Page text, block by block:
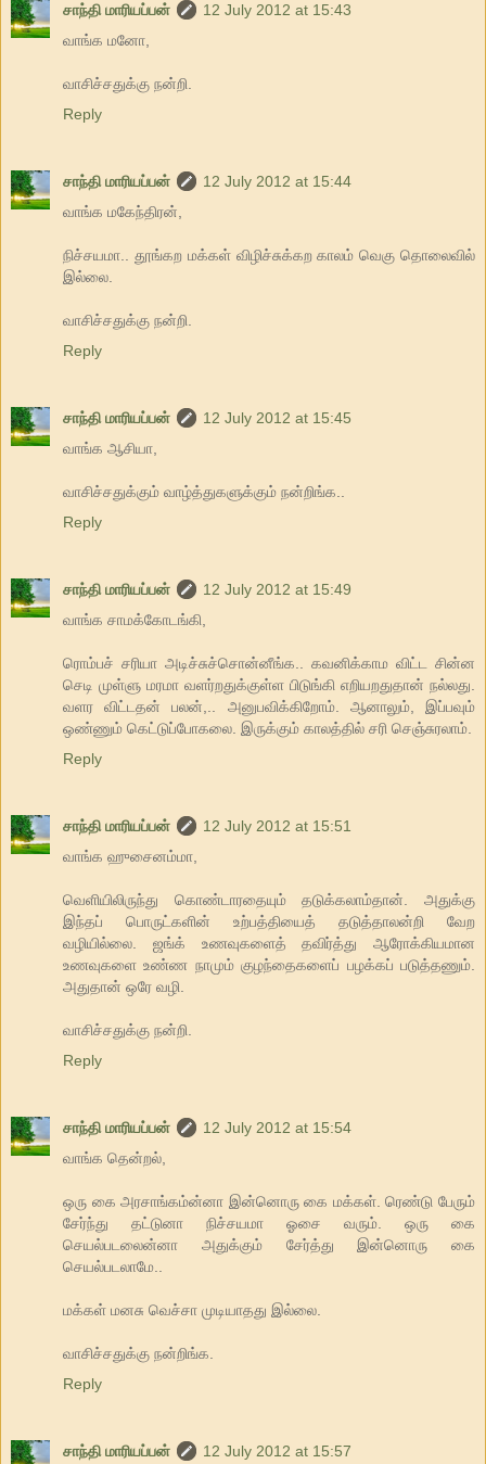
சாந்தி மாரியப்பன்
12 July 2012 at 15:43
வாங்க மனோ,
வாசிச்சதுக்கு நன்றி.
Reply
சாந்தி மாரியப்பன்
12 July 2012 at 15:44
வாங்க மகேந்திரன்,
நிச்சயமா.. தூங்கற மக்கள் விழிச்சுக்கற காலம் வெகு தொலைவில்
இல்லை.
வாசிச்சதுக்கு நன்றி.
Reply
சாந்தி மாரியப்பன்
12 July 2012 at 15:45
வாங்க ஆசியா,
வாசிச்சதுக்கும் வாழ்த்துகளுக்கும் நன்றிங்க..
Reply
சாந்தி மாரியப்பன்
12 July 2012 at 15:49
வாங்க சாமக்கோடங்கி,
ரொம்பச் சரியா அடிச்சுச்சொன்னீங்க.. கவனிக்காம விட்ட சின்ன
செடி முள்ளு மரமா வளர்றதுக்குள்ள பிடுங்கி எறியறதுதான் நல்லது.
வளர விட்டதன் பலன்,.. அனுபவிக்கிறோம். ஆனாலும், இப்பவும்
ஒண்ணும் கெட்டுப்போகலை. இருக்கும் காலத்தில் சரி செஞ்சுரலாம்.
Reply
சாந்தி மாரியப்பன்
12 July 2012 at 15:51
வாங்க ஹுசைனம்மா,
வெளியிலிருந்து கொண்டாரதையும் தடுக்கலாம்தான். அதுக்கு
இந்தப் பொருட்களின் உற்பத்தியைத் தடுத்தாலன்றி வேற
வழியில்லை. ஜங்க் உணவுகளைத் தவிர்த்து ஆரோக்கியமான
உணவுகளை உண்ண நாமும் குழந்தைகளைப் பழக்கப் படுத்தணும்.
அதுதான் ஒரே வழி.
வாசிச்சதுக்கு நன்றி.
Reply
சாந்தி மாரியப்பன்
12 July 2012 at 15:54
வாங்க தென்றல்,
ஒரு கை அரசாங்கம்ன்னா இன்னொரு கை மக்கள். ரெண்டு பேரும்
சேர்ந்து தட்டுனா நிச்சயமா ஓசை வரும். ஒரு கை
செயல்படலைன்னா அதுக்கும் சேர்த்து இன்னொரு கை
செயல்படலாமே..
மக்கள் மனசு வெச்சா முடியாதது இல்லை.
வாசிச்சதுக்கு நன்றிங்க.
Reply
சாந்தி மாரியப்பன்
12 July 2012 at 15:57